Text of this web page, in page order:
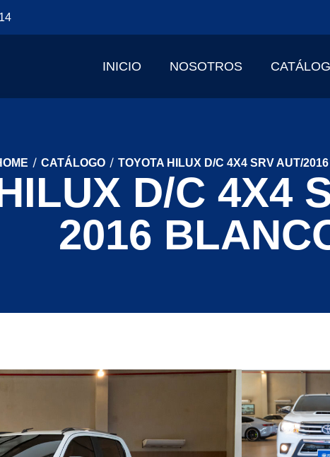
INICIO NOSOTROS
/ CATÁLOGO / TOYOTA HILUX D/C 4X4 SRV AUT/
D/C 4X4
2016